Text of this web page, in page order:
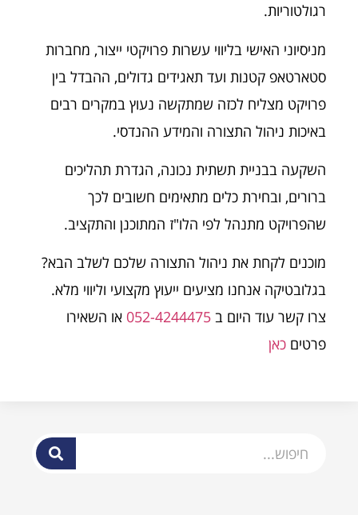
רגולטוריות.
מניסיוני האישי בליווי עשרות פרויקטי ייצור, מחברות
סטארטאפ קטנות ועד תאגידים גדולים, ההבדל בין
פרויקט מצליח לכזה שמתקשה נעוץ במקרים רבים
באיכות ניהול התצורה והמידע ההנדסי.
השקעה בבניית תשתית נכונה, הגדרת תהליכים
ברורים, ובחירת כלים מתאימים חשובים לכך
שהפרויקט מתנהל לפי הלו"ז המתוכנן והתקציב.
מוכנים לקחת את ניהול התצורה שלכם לשלב הבא?
בגלובטיקה אנחנו מציעים ייעוץ מקצועי וליווי מלא.
צרו קשר עוד היום ב 052-4244475 או השאירו
פרטים כאן